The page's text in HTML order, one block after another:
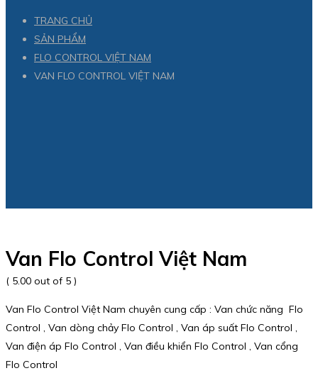
TRANG CHỦ
SẢN PHẨM
FLO CONTROL VIỆT NAM
VAN FLO CONTROL VIỆT NAM
Van Flo Control Việt Nam
( 5.00 out of 5 )
Van Flo Control Việt Nam chuyên cung cấp : Van chức năng Flo
Control , Van dòng chảy Flo Control , Van áp suất Flo Control ,
Van điện áp Flo Control , Van điều khiển Flo Control , Van cổng
Flo Control